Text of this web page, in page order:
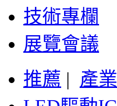
技術專欄
展覽會議
推薦 | 產業